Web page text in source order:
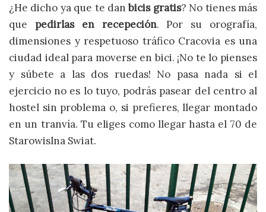
¿He dicho ya que te danbicis gratis? No tienes más
que pedirlas en recepeción. Por su orografía,
dimensiones y respetuoso tráfico Cracovia es una
ciudad ideal para moverse en bici. ¡No te lo pienses
y súbete a las dos ruedas! No pasa nada si el
ejercicio no es lo tuyo, podrás pasear del centro al
hostel sin problema o, si prefieres, llegar montado
en un tranvía. Tu eliges como llegar hasta el 70 de
Starowislna Swiat.